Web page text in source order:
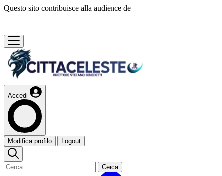
Questo sito contribuisce alla audience de
Accedi
Modifica profilo Logout
Cerca